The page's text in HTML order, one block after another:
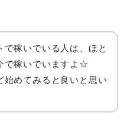
で稼いでいる人は、ほと
で稼いでいますよ☆
始めてみると良いと思い